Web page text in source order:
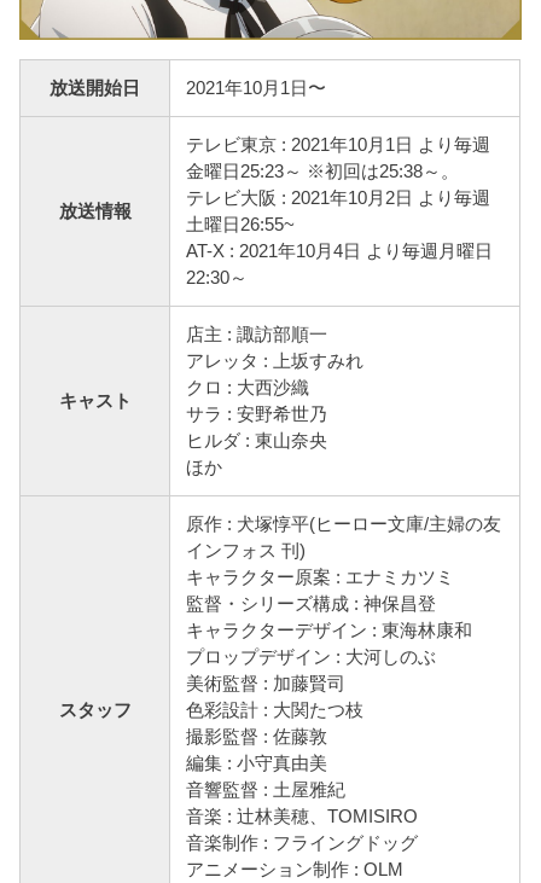
放送開始日 2021年10月1日〜
放送情報
テレビ東京 : 2021年10月1日 より毎週
金曜日25:23～ ※初回は25:38～。
テレビ大阪 : 2021年10月2日 より毎週
土曜日26:55~
AT-X : 2021年10月4日 より毎週月曜日
22:30～
キャスト
店主 : 諏訪部順一
アレッタ : 上坂すみれ
クロ : 大西沙織
サラ : 安野希世乃
ヒルダ : 東山奈央
ほか
スタッフ
原作 : 犬塚惇平(ヒーロー文庫/主婦の友
インフォス 刊)
キャラクター原案 : エナミカツミ
監督・シリーズ構成 : 神保昌登
キャラクターデザイン : 東海林康和
プロップデザイン : 大河しのぶ
美術監督 : 加藤賢司
色彩設計 : 大関たつ枝
撮影監督 : 佐藤敦
編集 : 小守真由美
音響監督 : 土屋雅紀
音楽 : 辻林美穂、TOMISIRO
音楽制作 : フライングドッグ
アニメーション制作 : OLM